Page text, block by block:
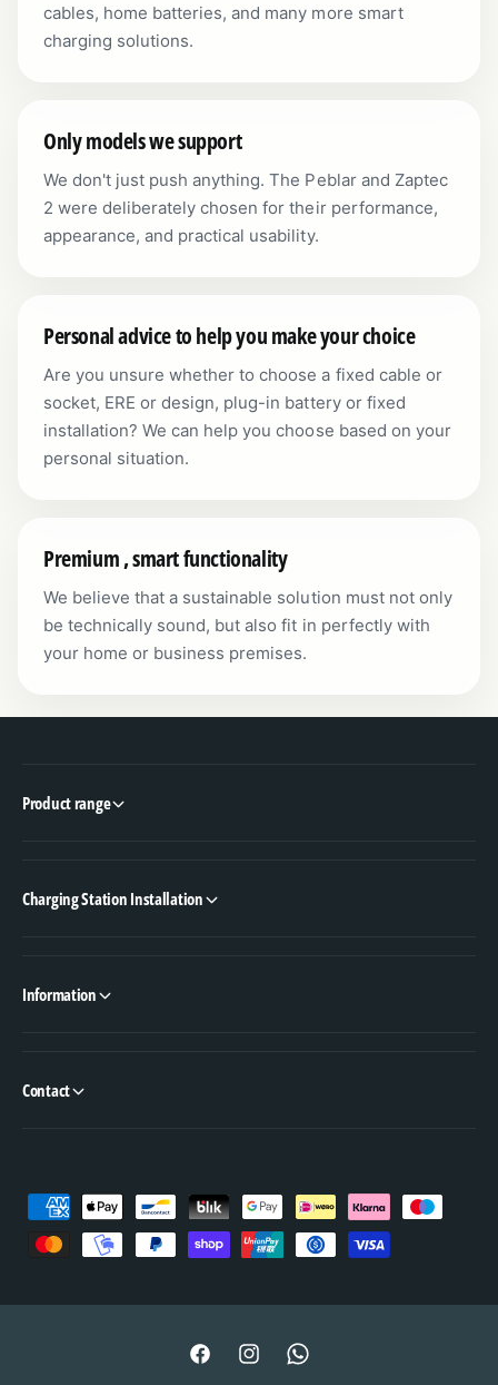
cables, home batteries, and many more smart
charging solutions.
Only models we support
We don't just push anything. The Peblar and Zaptec
2 were deliberately chosen for their performance,
appearance, and practical usability.
Personal advice to help you make your choice
Are you unsure whether to choose a fixed cable or
socket, ERE or design, plug-in battery or fixed
installation? We can help you choose based on your
personal situation.
Premium , smart functionality
We believe that a sustainable solution must not only
be technically sound, but also fit in perfectly with
your home or business premises.
Product range
Charging Station Installation
Information
Contact
F I W